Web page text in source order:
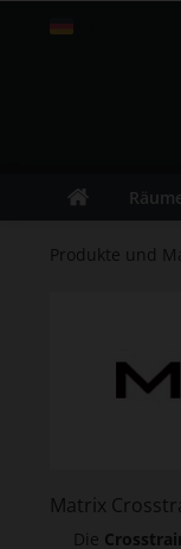
Produkte und
Matrix
Die